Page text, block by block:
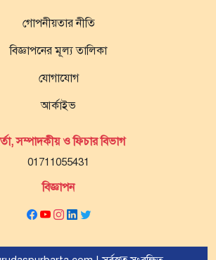
গোপনীয়তার নীতি
বিজ্ঞাপনের মূল্য তালিকা
যোগাযোগ
আর্কাইভ
সম্পাদকীয় ও ফিচার বিভাগ
01711055431
বিজ্ঞাপন